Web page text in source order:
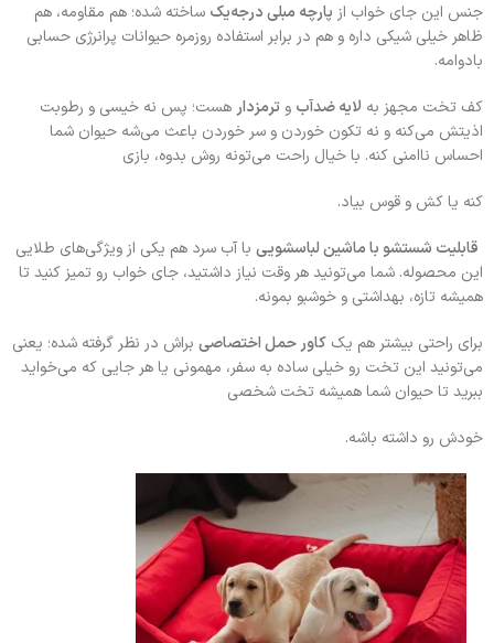
جنس این جای خواب از پارچه مبلی درجه‌یک ساخته شده؛ هم مقاومه، هم
ظاهر خیلی شیکی داره و هم در برابر استفاده روزمره حیوانات پرانرژی حسابی
بادوامه.
کف تخت مجهز به لایه ضد‌آب و ترمزدار هست؛ پس نه خیسی و رطوبت
اذیتش می‌کنه و نه تکون خوردن و سر خوردن باعث می‌شه حیوان شما
احساس ناامنی کنه. با خیال راحت می‌تونه روش بدوه، بازی
کنه یا کش و قوس بیاد.
قابلیت شستشو با ماشین لباسشویی با آب سرد هم یکی از ویژگی‌های طلایی
این محصوله. شما می‌تونید هر وقت نیاز داشتید، جای خواب رو تمیز کنید تا
همیشه تازه، بهداشتی و خوشبو بمونه.
برای راحتی بیشتر هم یک کاور حمل اختصاصی براش در نظر گرفته شده؛ یعنی
می‌تونید این تخت رو خیلی ساده به سفر، مهمونی یا هر جایی که می‌خواید
ببرید تا حیوان شما همیشه تخت شخصی
خودش رو داشته باشه.